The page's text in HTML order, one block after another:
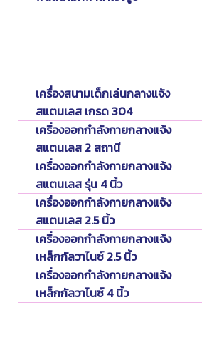
เครื่องสนามเด็กเล่นกลางแจ้ง
สแตนเลส เกรด 304
เครื่องออกกำลังกายกลางแจ้ง
สแตนเลส 2 สถานี
เครื่องออกกำลังกายกลางแจ้ง
สแตนเลส รุ่น 4 นิ้ว
เครื่องออกกำลังกายกลางแจ้ง
สแตนเลส 2.5 นิ้ว
เครื่องออกกำลังกายกลางแจ้ง
เหล็กกัลวาไนซ์ 2.5 นิ้ว
เครื่องออกกำลังกายกลางแจ้ง
เหล็กกัลวาไนซ์ 4 นิ้ว